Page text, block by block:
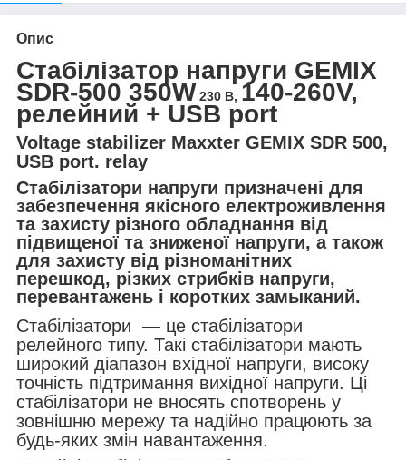
Опис
Стабілізатор напруги GEMIX
SDR-500 350W 230 В, 140-260V,
релейний + USB port
Voltage stabilizer Maxxter GEMIX SDR 500,
USB port. relay
Стабілізатори напруги призначені для
забезпечення якісного електроживлення
та захисту різного обладнання від
підвищеної та зниженої напруги, а також
для захисту від різноманітних
перешкод, різких стрибків напруги,
перевантажень і коротких замыканий.
Стабілізатори — це стабілізатори
релейного типу. Такі стабілізатори мають
широкий діапазон вхідної напруги, високу
точність підтримання вихідної напруги. Ці
стабілізатори не вносять спотворень у
зовнішню мережу та надійно працюють за
будь-яких змін навантаження.